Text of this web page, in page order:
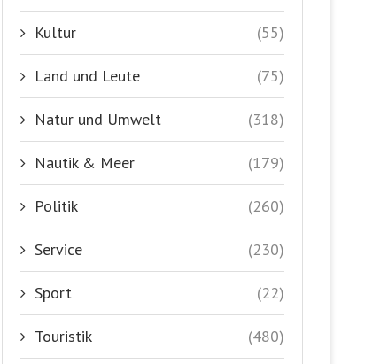
Kultur (55)
Land und Leute (75)
Natur und Umwelt (318)
Nautik & Meer (179)
Politik (260)
Service (230)
Sport (22)
Touristik (480)